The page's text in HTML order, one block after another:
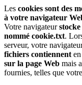
Les cookies sont des
à votre navigateur
Votre navigateur
nommé cookie.txt.
serveur, votre
fichiers contiennent
sur la page Web mais
fournies, telles que